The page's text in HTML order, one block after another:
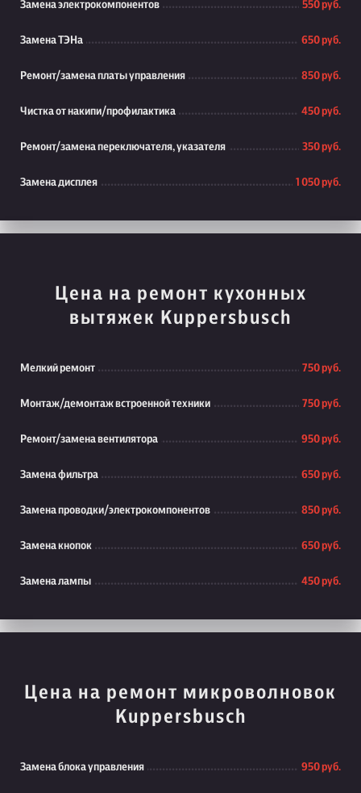
Замена электрокомпонентов 550 руб.
Замена ТЭНа 650 руб.
Ремонт/замена платы управления 850 руб.
Чистка от накипи/профилактика 450 руб.
Ремонт/замена переключателя, указателя 350 руб.
Замена дисплея 1 050 руб.
Цена на ремонт кухонных
вытяжек Kuppersbusch
Мелкий ремонт 750 руб.
Монтаж/демонтаж встроенной техники 750 руб.
Ремонт/замена вентилятора 950 руб.
Замена фильтра 650 руб.
Замена проводки/электрокомпонентов 850 руб.
Замена кнопок 650 руб.
Замена лампы 450 руб.
Цена на ремонт микроволновок
Kuppersbusch
Замена блока управления 950 руб.